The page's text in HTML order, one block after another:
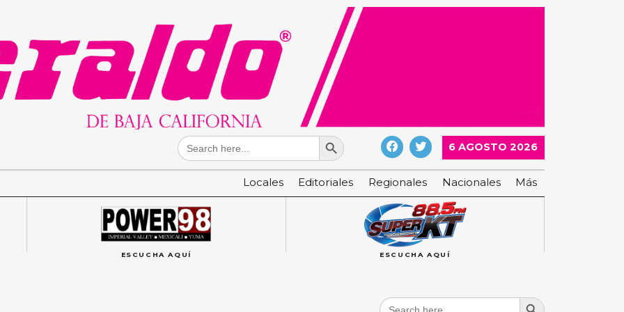
Search
for:
Search Button
6 AGOSTO 2026
Locales Editoriales Regionales Nacionales Más
ESCUCHA AQUÍ ESCUCHA AQUÍ
Search
Search Button